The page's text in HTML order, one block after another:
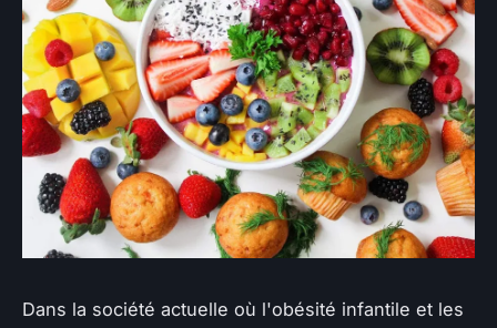
Dans la société actuelle où l'obésité infantile et les